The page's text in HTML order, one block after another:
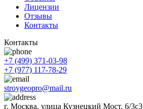
Лицензии
Отзывы
Контакты
Контакты
+7 (499) 371-03-98
+7 (977) 117-78-29
stroygeopro@mail.ru
г. Москва, улица Кузнецкий Мост, 6/3с3